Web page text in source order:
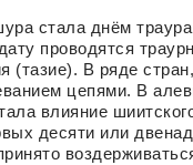
стала днём
проводятся
(тазие). В ряде
цепями. В
влияние
десяти или